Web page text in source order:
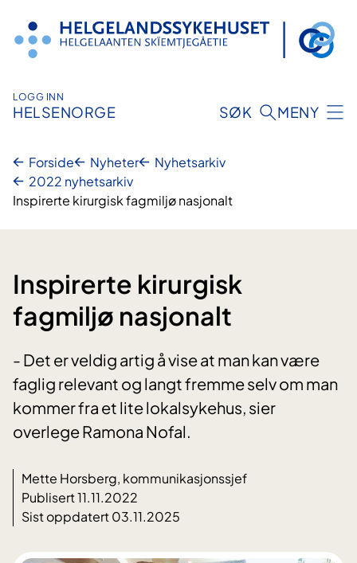
innhold
LOGG INN
HELSENORGE SØK MENY
Forside Nyheter
Nyhetsarkiv
2022 nyhetsarkiv
Inspirerte kirurgisk fagmiljø nasjonalt
Inspirerte kirurgisk
fagmiljø nasjonalt
- Det er veldig artig å vise at man kan være
faglig relevant og langt fremme selv om man
kommer fra et lite lokalsykehus, sier
overlege Ramona Nofal.
Mette Horsberg, kommunikasjonssjef
Publisert 11.11.2022
Sist oppdatert 03.11.2025